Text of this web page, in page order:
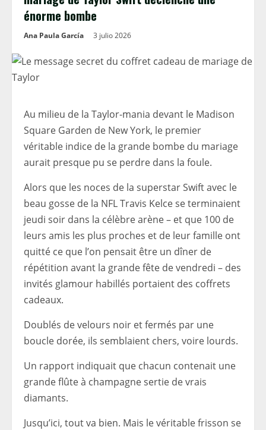
énorme bombe
Ana Paula García 3 julio 2026
Au milieu de la Taylor-mania devant le Madison
Square Garden de New York, le premier
véritable indice de la grande bombe du mariage
aurait presque pu se perdre dans la foule.
Alors que les noces de la superstar Swift avec le
beau gosse de la NFL Travis Kelce se terminaient
jeudi soir dans la célèbre arène – et que 100 de
leurs amis les plus proches et de leur famille ont
quitté ce que l’on pensait être un dîner de
répétition avant la grande fête de vendredi – des
invités glamour habillés portaient des coffrets
cadeaux.
Doublés de velours noir et fermés par une
boucle dorée, ils semblaient chers, voire lourds.
Un rapport indiquait que chacun contenait une
grande flûte à champagne sertie de vrais
diamants.
Jusqu’ici, tout va bien. Mais le véritable frisson se